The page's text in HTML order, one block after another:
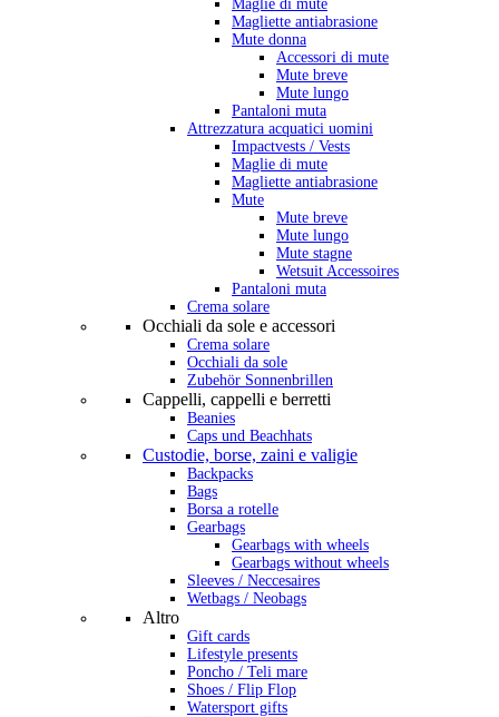
Maglie di mute
Magliette antiabrasione
Mute donna
Accessori di mute
Mute breve
Mute lungo
Pantaloni muta
Attrezzatura acquatici uomini
Impactvests / Vests
Maglie di mute
Magliette antiabrasione
Mute
Mute breve
Mute lungo
Mute stagne
Wetsuit Accessoires
Pantaloni muta
Crema solare
Occhiali da sole e accessori
Crema solare
Occhiali da sole
Zubehör Sonnenbrillen
Cappelli, cappelli e berretti
Beanies
Caps und Beachhats
Custodie, borse, zaini e valigie
Backpacks
Bags
Borsa a rotelle
Gearbags
Gearbags with wheels
Gearbags without wheels
Sleeves / Neccesaires
Wetbags / Neobags
Altro
Gift cards
Lifestyle presents
Poncho / Teli mare
Shoes / Flip Flop
Watersport gifts